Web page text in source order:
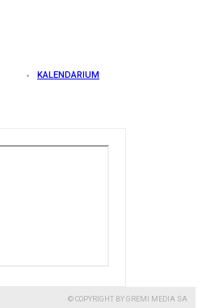
KALENDARIUM
© COPYRIGHT BY GREMI MEDIA SA